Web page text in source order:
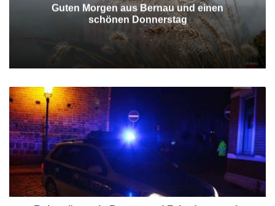
Guten Morgen aus Bernau und einen
schönen Donnerstag